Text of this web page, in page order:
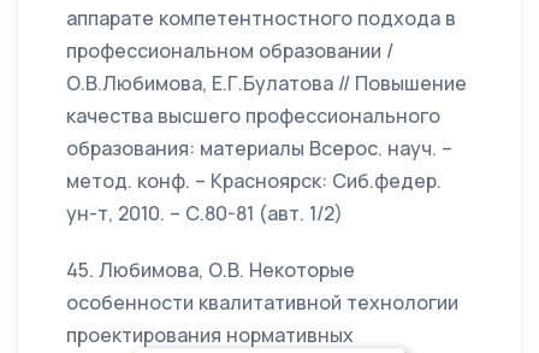
аппарате компетентностного подхода в
профессиональном образовании /
О.В.Любимова, Е.Г.Булатова // Повышение
качества высшего профессионального
образования: материалы Всерос. науч. –
метод. конф. – Красноярск: Сиб.федер.
ун-т, 2010. – С.80-81 (авт. 1/2)
45. Любимова, О.В. Некоторые
особенности квалитативной технологии
проектирования нормативных